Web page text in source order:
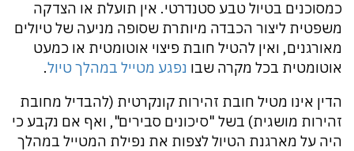
כמסוכנים בטיול טבע סטנדרטי. אין תועלת או הצדקה
משפטית ליצור הכבדה מיותרת שסופה מניעה של טיולים
מאורגנים, ואין להטיל חובת פיצוי אוטומטית או כמעט
אוטומטית בכל מקרה שבו נפגע מטייל במהלך טיול.
הדין אינו מטיל חובת זהירות קונקרטית (להבדיל מחובת
זהירות מושגית) בשל "סיכונים סבירים", ואף אם נקבע כי
היה על מארגנת הטיול לצפות את נפילת המטייל במהלך